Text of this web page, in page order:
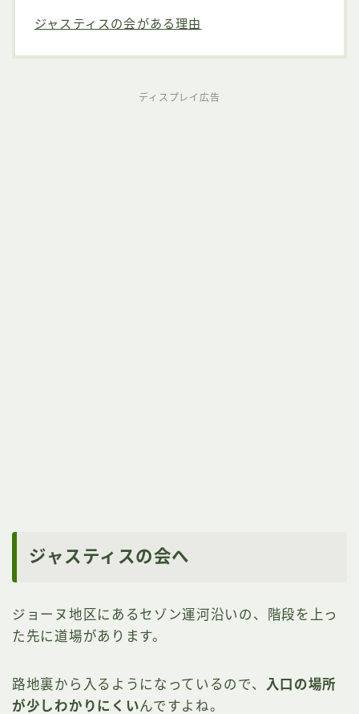
ジャスティスの会がある理由
ディスプレイ広告
ジャスティスの会へ
ジョーヌ地区にあるセゾン運河沿いの、階段を上っ
た先に道場があります。
路地裏から入るようになっているので、
入口の場所
が少しわかりにくいんですよね。